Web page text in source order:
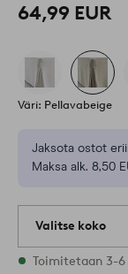
64,99 EUR
Väri: Pellavabeige
Jaksota ostot
Maksa alk. 8,50
Valitse koko
3 varastossa
Toimitetaan 3-